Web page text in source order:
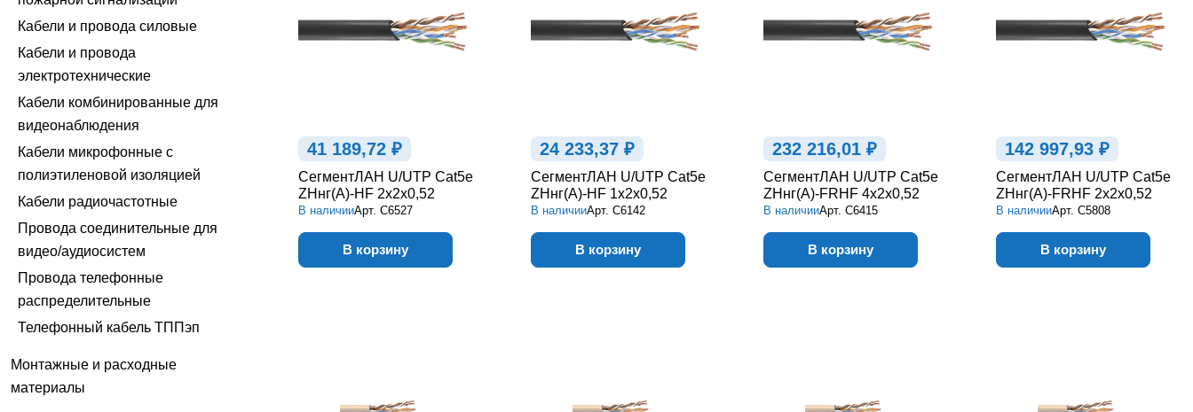
41 189,72 ₽
СегментЛАН U/UTP Cat5e
ZHнг(А)-HF 2х2х0,52
В наличииАрт. С6527
В корзину
24 233,37 ₽
СегментЛАН U/UTP Cat5e
ZHнг(А)-HF 1х2х0,52
В наличииАрт. С6142
В корзину
232 216,01 ₽
СегментЛАН U/UTP Cat5e
ZHнг(А)-FRHF 4х2х0,52
В наличииАрт. С6415
В корзину
142 997,93 ₽
СегментЛАН U/UTP Cat5e
ZHнг(А)-FRHF 2х2х0,52
В наличииАрт. С5808
В корзину
Кабели и провода силовые
Кабели и провода
электротехнические
Кабели комбинированные для
видеонаблюдения
Кабели микрофонные с
полиэтиленовой изоляцией
Кабели радиочастотные
Провода соединительные для
видео/аудиосистем
Провода телефонные
распределительные
Телефонный кабель ТППэп
Монтажные и расходные
материалы